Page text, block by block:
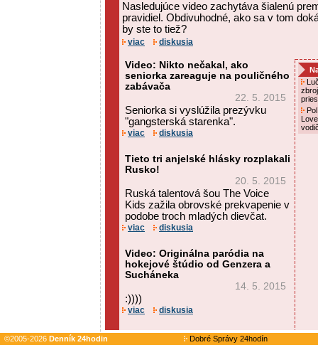
Nasledujúce video zachytáva šialenú
pravidiel. Obdivuhodné, ako sa v tom
by ste to tiež?
viac diskusia
Video: Nikto nečakal, ako
seniorka zareaguje na pouličného
zabávača
22. 5. 2015
Seniorka si vyslúžila prezývku
"gangsterská starenka".
viac diskusia
Tieto tri anjelské hlásky rozplakali
Rusko!
20. 5. 2015
Ruská talentová šou The Voice
Kids zažila obrovské prekvapenie v
podobe troch mladých dievčat.
viac diskusia
Video: Originálna paródia na
hokejové štúdio od Genzera a
Sucháneka
14. 5. 2015
:))))
viac diskusia
©2005-2026 Denník 24hodin
Dobré Správy 24hodín